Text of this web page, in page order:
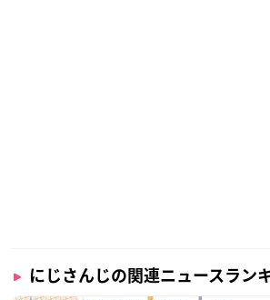
にじさんじの関連ニュースラン